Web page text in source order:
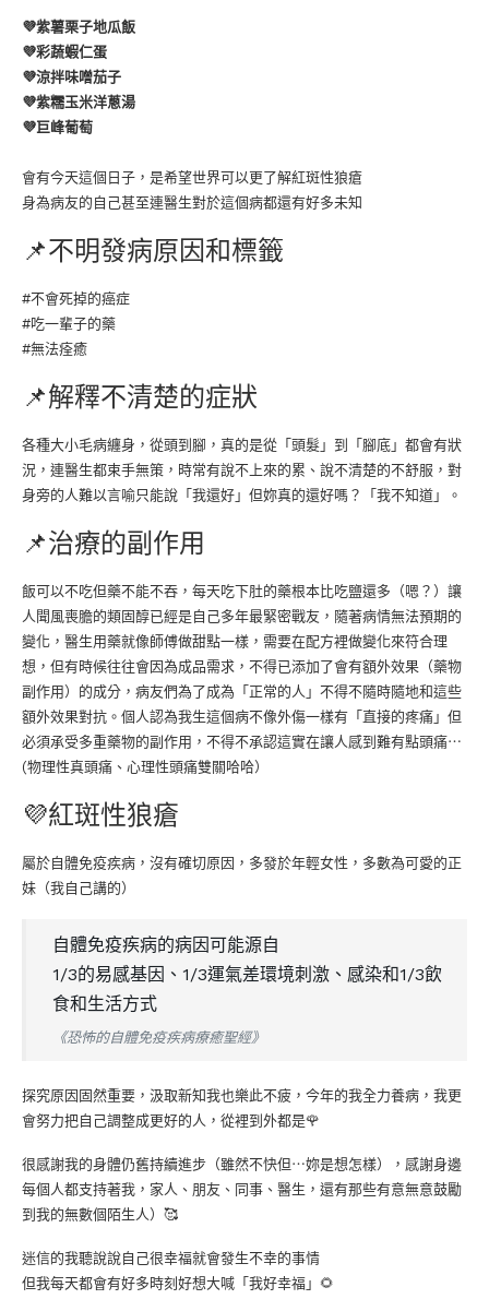
💜紫薯栗子地瓜飯
💜彩蔬蝦仁蛋
💜涼拌味噌茄子
💜紫糯玉米洋蔥湯
💜巨峰葡萄
會有今天這個日子，是希望世界可以更了解紅斑性狼瘡
身為病友的自己甚至連醫生對於這個病都還有好多未知
📌不明發病原因和標籤
#不會死掉的癌症
#吃一輩子的藥
#無法痊癒
📌解釋不清楚的症狀
各種大小毛病纏身，從頭到腳，真的是從「頭髮」到「腳底」都會有狀
況，連醫生都束手無策，時常有說不上來的累、說不清楚的不舒服，對
身旁的人難以言喻只能說「我還好」但妳真的還好嗎？「我不知道」。
📌治療的副作用
飯可以不吃但藥不能不吞，每天吃下肚的藥根本比吃鹽還多（嗯？）讓
人聞風喪膽的類固醇已經是自己多年最緊密戰友，隨著病情無法預期的
變化，醫生用藥就像師傅做甜點一樣，需要在配方裡做變化來符合理
想，但有時候往往會因為成品需求，不得已添加了會有額外效果（藥物
副作用）的成分，病友們為了成為「正常的人」不得不隨時隨地和這些
額外效果對抗。個人認為我生這個病不像外傷一樣有「直接的疼痛」但
必須承受多重藥物的副作用，不得不承認這實在讓人感到難有點頭痛⋯
(物理性真頭痛、心理性頭痛雙關哈哈）
💜紅斑性狼瘡
屬於自體免疫疾病，沒有確切原因，多發於年輕女性，多數為可愛的正
妹（我自己講的）
自體免疫疾病的病因可能源自
1/3的易感基因、1/3運氣差環境刺激、感染和1/3飲
食和生活方式
《恐怖的自體免疫疾病療癒聖經》
探究原因固然重要，汲取新知我也樂此不疲，今年的我全力養病，我更
會努力把自己調整成更好的人，從裡到外都是🌹
很感謝我的身體仍舊持續進步（雖然不快但⋯妳是想怎樣），感謝身邊
每個人都支持著我，家人、朋友、同事、醫生，還有那些有意無意鼓勵
到我的無數個陌生人）🥰
迷信的我聽說說自己很幸福就會發生不幸的事情
但我每天都會有好多時刻好想大喊「我好幸福」🌻